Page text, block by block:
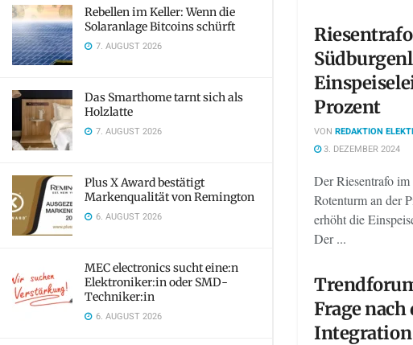
Rebellen im Keller: Wenn die
Solaranlage Bitcoins schürft
7. AUGUST 2026
Das Smarthome tarnt sich als
Holzlatte
7. AUGUST 2026
Plus X Award bestätigt
Markenqualität von Remington
6. AUGUST 2026
MEC electronics sucht eine:n
Elektroniker:in oder SMD-
Techniker:in
6. AUGUST 2026
Prozent
VON REDAKTION
3. DEZEMBER 2024
Der Riesentrafo
Rotenturm an der
erhöht die
Der ...
Frage nach
Integration